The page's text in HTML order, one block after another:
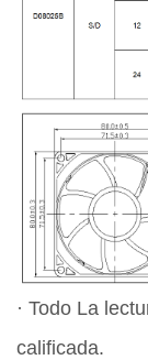
· Todo La
calificada.